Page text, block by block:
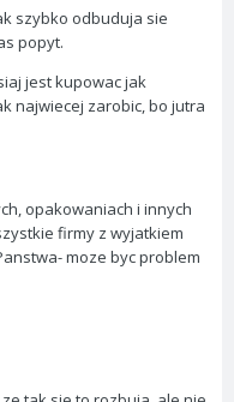
szybko odbuduja sie
popyt.
jest kupowac jak
najwiecej zarobic, bo jutra
opakowaniach i innych
firmy z wyjatkiem
moze byc problem